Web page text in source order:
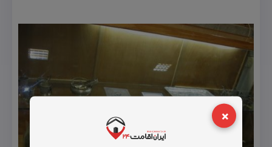
×